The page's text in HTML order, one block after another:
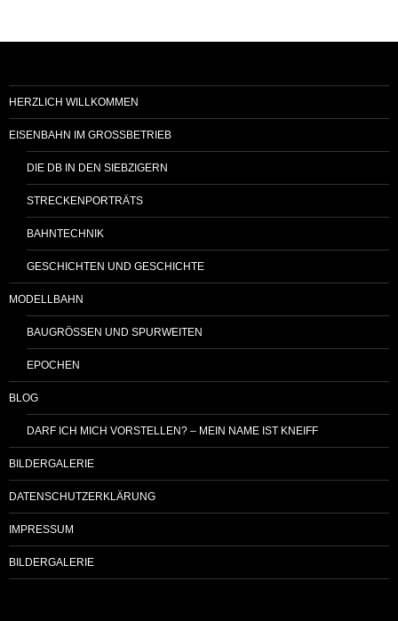
HERZLICH WILLKOMMEN
EISENBAHN IM GROSSBETRIEB
DIE DB IN DEN SIEBZIGERN
STRECKENPORTRÄTS
BAHNTECHNIK
GESCHICHTEN UND GESCHICHTE
MODELLBAHN
BAUGRÖSSEN UND SPURWEITEN
EPOCHEN
BLOG
DARF ICH MICH VORSTELLEN? – MEIN NAME IST KNEIFF
BILDERGALERIE
DATENSCHUTZERKLÄRUNG
IMPRESSUM
BILDERGALERIE